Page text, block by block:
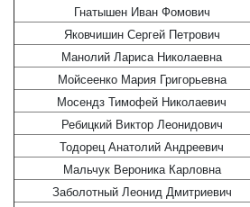
Гнатышен Иван Фомович
Яковчишин Сергей Петрович
Манолий Лариса Николаевна
Мойсеенко Мария Григорьевна
Мосендз Тимофей Николаевич
Ребицкий Виктор Леонидович
Тодорец Анатолий Андреевич
Мальчук Вероника Карловна
Заболотный Леонид Дмитриевич